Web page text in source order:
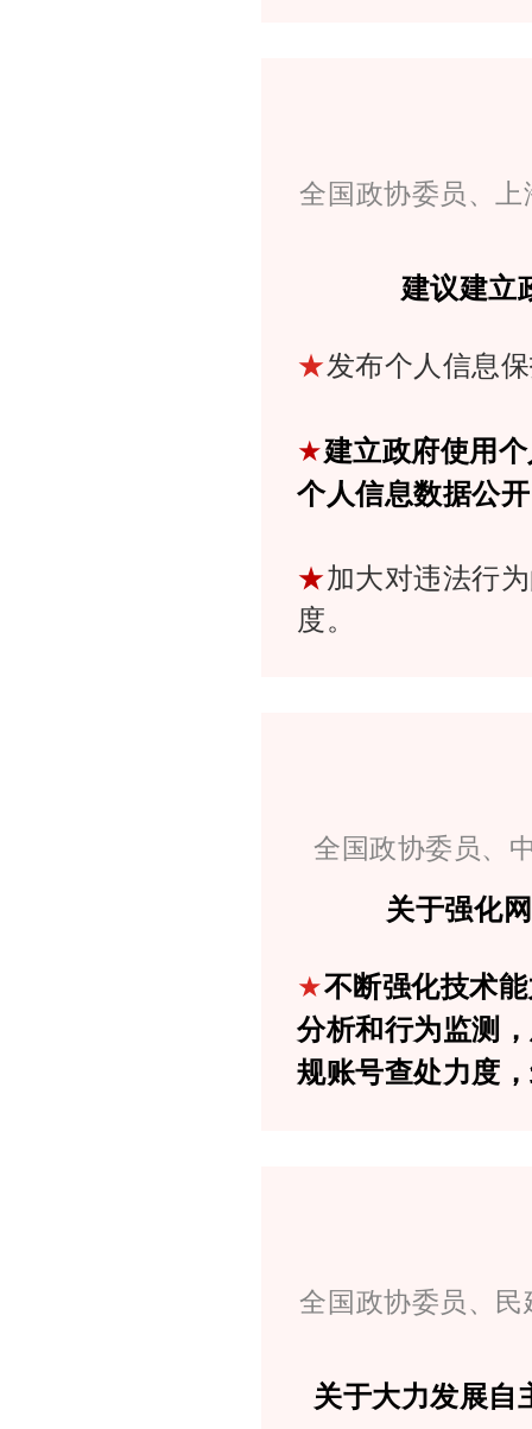
全国政协委员、
建议建立
★发布个人信息
★建立政府使用
个人信息数据公
★加大对违法行
度。
全国政协委员、
关于强化
★不断强化技术
分析和行为监测
规账号查处力度
全国政协委员、
关于大力发展自